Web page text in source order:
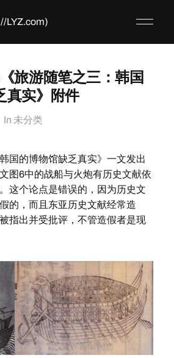
LYZ.com)
旅游随笔之三：韩国
真实》附件
In 未分类
国的博物馆缺乏真实》一文发出
图6中的战船与火炮有历史文献依
这个论点是错误的，因为历史文
的，而且东亚历史文献经常造
指出并受批评，不管造假者是现